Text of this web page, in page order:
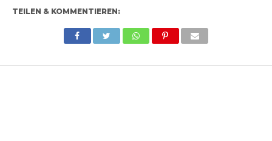
TEILEN & KOMMENTIEREN: